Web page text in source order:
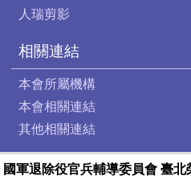
人瑞剪影
相關連結
本會所屬機構
本會相關連結
其他相關連結
國軍退除役官兵輔導委員會 臺北